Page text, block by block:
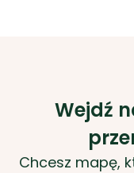
Wejdź
Chcesz mapę,